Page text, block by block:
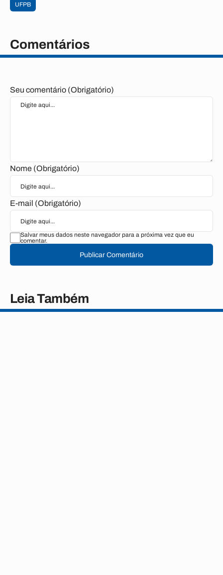
UFPB
Comentários
Seu comentário (Obrigatório)
Nome (Obrigatório)
E-mail (Obrigatório)
Salvar meus dados neste navegador para a próxima vez que eu
comentar.
Publicar Comentário
Leia Também